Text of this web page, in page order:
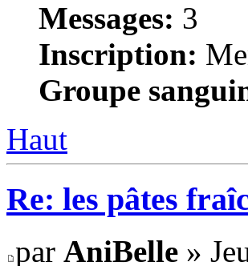
Messages: 3
Inscription:
Groupe
Haut
Re: les pâtes
par AniBelle »